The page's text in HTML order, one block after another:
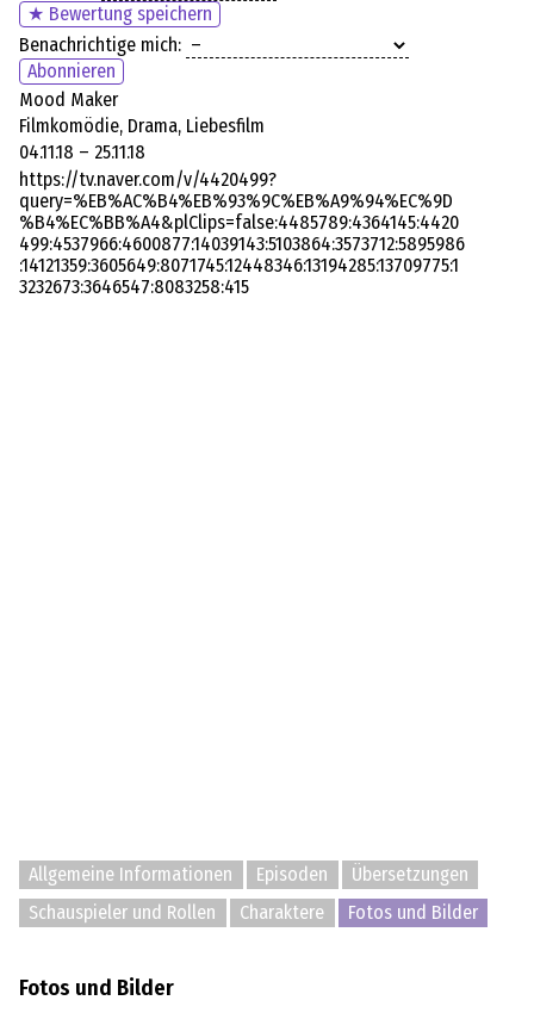
★ Bewertung speichern
Benachrichtige mich:
Abonnieren
Mood Maker
Filmkomödie, Drama, Liebesfilm
04.11.18 – 25.11.18
https://tv.naver.com/v/4420499?
query=%EB%AC%B4%EB%93%9C%EB%A9%94%EC%9D
%B4%EC%BB%A4&plClips=false:4485789:4364145:4420
499:4537966:4600877:14039143:5103864:3573712:5895986
:14121359:3605649:8071745:12448346:13194285:13709775:1
3232673:3646547:8083258:415
Allgemeine Informationen Episoden
Übersetzungen
Schauspieler und Rollen
Charaktere Fotos und Bilder
Fotos und Bilder